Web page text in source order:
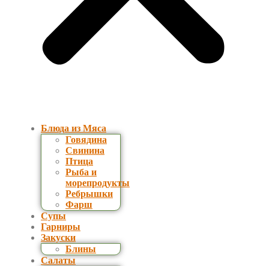
Блюда из Мяса
Говядина
Свинина
Птица
Рыба и
морепродукты
Ребрышки
Фарш
Супы
Гарниры
Закуски
Блины
Салаты